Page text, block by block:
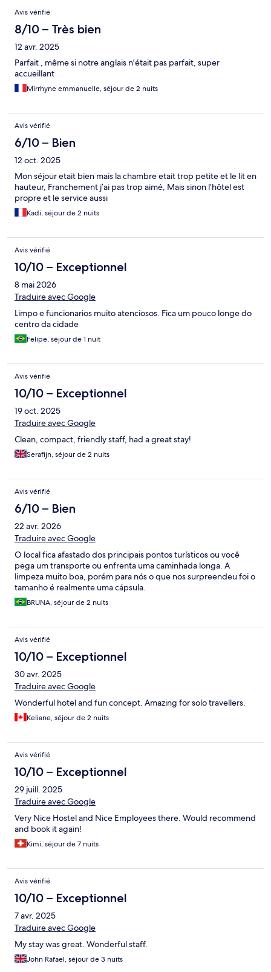
Avis
Avis vérifié
8/10 – Très bien
12 avr. 2025
Parfait , même si notre anglais n'était pas parfait, super
accueillant
Mirrhyne emmanuelle, séjour de 2 nuits
Avis vérifié
6/10 – Bien
12 oct. 2025
Mon séjour etait bien mais la chambre etait trop petite et le lit en
hauteur, Franchement j’ai pas trop aimé, Mais sinon l’hôtel est
propre et le service aussi
Kadi, séjour de 2 nuits
Avis vérifié
10/10 – Exceptionnel
8 mai 2026
Traduire avec Google
Limpo e funcionarios muito atenciosos. Fica um pouco longe do
centro da cidade
Felipe, séjour de 1 nuit
Avis vérifié
10/10 – Exceptionnel
19 oct. 2025
Traduire avec Google
Clean, compact, friendly staff, had a great stay!
Serafijn, séjour de 2 nuits
Avis vérifié
6/10 – Bien
22 avr. 2026
Traduire avec Google
O local fica afastado dos principais pontos turísticos ou você
pega um transporte ou enfrenta uma caminhada longa. A
limpeza muito boa, porém para nós o que nos surpreendeu foi o
tamanho é realmente uma cápsula.
BRUNA, séjour de 2 nuits
Avis vérifié
10/10 – Exceptionnel
30 avr. 2025
Traduire avec Google
Wonderful hotel and fun concept. Amazing for solo travellers.
Keliane, séjour de 2 nuits
Avis vérifié
10/10 – Exceptionnel
29 juill. 2025
Traduire avec Google
Very Nice Hostel and Nice Employees there. Would recommend
and book it again!
Kimi, séjour de 7 nuits
Avis vérifié
10/10 – Exceptionnel
7 avr. 2025
Traduire avec Google
My stay was great. Wonderful staff.
John Rafael, séjour de 3 nuits